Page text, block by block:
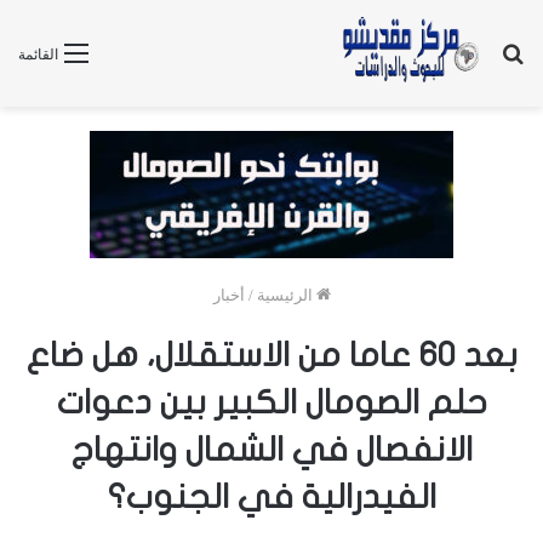
القائمة
بحث
الرئيسية / أخبار
بعد 60 عاما من الاستقلال، هل ضاع
حلم الصومال الكبير بين دعوات
الانفصال في الشمال وانتهاج
الفيدرالية في الجنوب؟